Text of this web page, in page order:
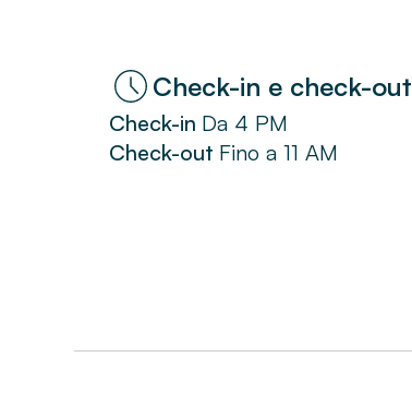
Check-in e check-out
Check-in Da 4 PM
Check-out Fino a 11 AM